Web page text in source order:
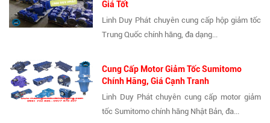
Giá Tốt
Linh Duy Phát chuyên cung cấp hộp giảm tốc
Trung Quốc chính hãng, đa dạng...
Cung Cấp Motor Giảm Tốc Sumitomo
Chính Hãng, Giá Cạnh Tranh
Linh Duy Phát chuyên cung cấp motor giảm
tốc Sumitomo chính hãng Nhật Bản, đa...